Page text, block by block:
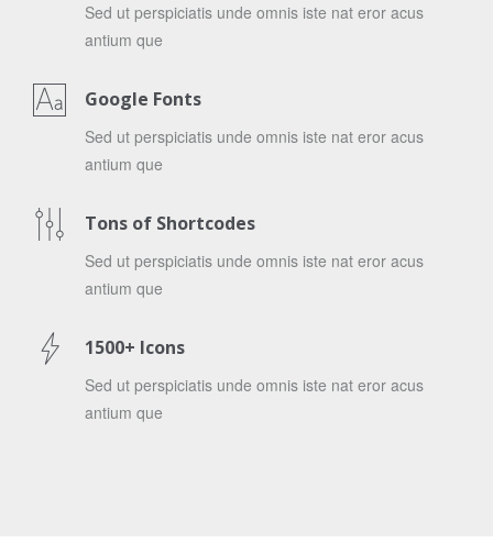
Sed ut perspiciatis unde omnis iste nat eror acus
antium que
Google Fonts
Sed ut perspiciatis unde omnis iste nat eror acus
antium que
Tons of Shortcodes
Sed ut perspiciatis unde omnis iste nat eror acus
antium que
1500+ Icons
Sed ut perspiciatis unde omnis iste nat eror acus
antium que